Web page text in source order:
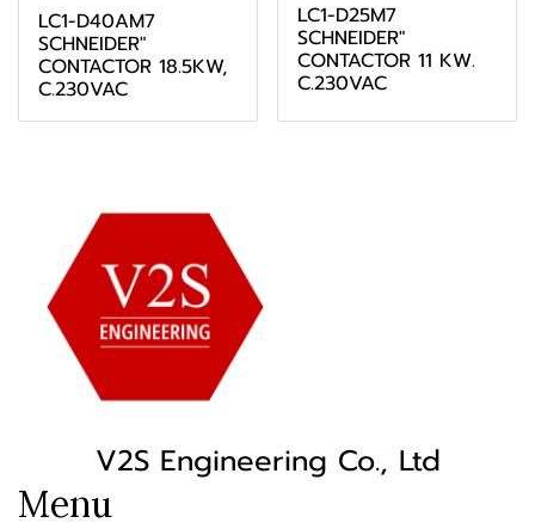
LC1-D40AM7
SCHNEIDER"
CONTACTOR 18.5KW,
C.230VAC
LC1-D25M7
SCHNEIDER"
CONTACTOR 11 KW.
C.230VAC
V2S Engineering Co., Ltd
Menu